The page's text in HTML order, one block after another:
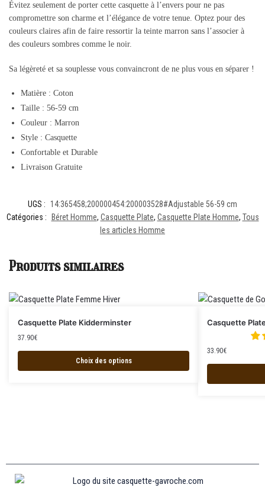
Évitez seulement de porter cette casquette à l’envers pour ne pas
compromettre son charme et l’élégance de votre tenue. Optez pour des
couleurs claires afin de faire ressortir la teinte marron sans l’associer à
des couleurs sombres comme le noir.
Sa légèreté et sa souplesse vous convaincront de ne plus vous en séparer !
Matière : Coton
Taille : 56-59 cm
Couleur : Marron
Style : Casquette
Confortable et Durable
Livraison Gratuite
UGS :
14:365458;200000454:200003528#Adjustable 56-59 cm
Catégories :
Béret Homme, Casquette Plate, Casquette Plate Homme, Tous
les articles Homme
Produits similaires
Casquette Plate Kidderminster
37.90€
Choix des options
Casquette
33.90€